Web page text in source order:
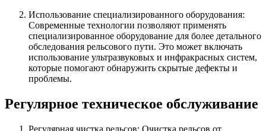
Использование специализированного оборудования:
Современные технологии позволяют применять
специализированное оборудование для более детального
обследования рельсового пути. Это может включать
использование ультразвуковых и инфракрасных систем,
которые помогают обнаружить скрытые дефекты и
проблемы.
Регулярное техническое обслуживание
Регулярная чистка рельсов: Очистка рельсов от